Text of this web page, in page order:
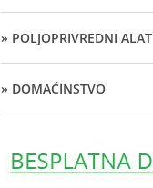
» POLJOPRIVREDNI ALAT
» DOMAĆINSTVO